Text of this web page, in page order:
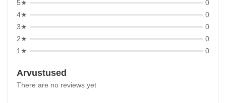
5★
0
4★
0
3★
0
2★
0
1★
0
Arvustused
There are no reviews yet